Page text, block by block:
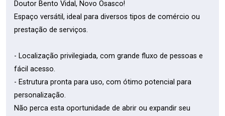
Doutor Bento Vidal, Novo Osasco!
Espaço versátil, ideal para diversos tipos de comércio ou
prestação de serviços.
- Localização privilegiada, com grande fluxo de pessoas e
fácil acesso.
- Estrutura pronta para uso, com ótimo potencial para
personalização.
Não perca esta oportunidade de abrir ou expandir seu